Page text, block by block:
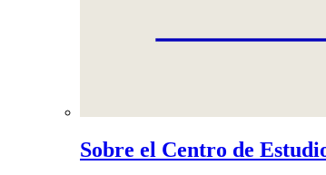
Sobre el Centro de